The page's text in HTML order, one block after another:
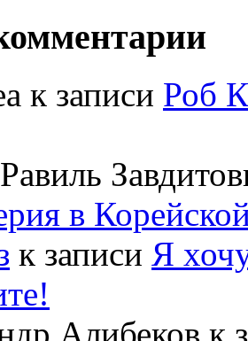
к записи Роб
в
к записи Я